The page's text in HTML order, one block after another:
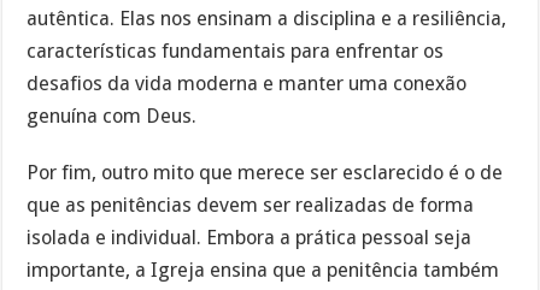
autêntica. Elas nos ensinam a disciplina e a resiliência,
características fundamentais para enfrentar os
desafios da vida moderna e manter uma conexão
genuína com Deus.
Por fim, outro mito que merece ser esclarecido é o de
que as penitências devem ser realizadas de forma
isolada e individual. Embora a prática pessoal seja
importante, a Igreja ensina que a penitência também